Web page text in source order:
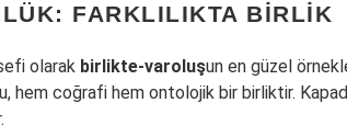
FARKLILIKTA BIRLIK
olarak birlikte-varoluşun en güzel
hem coğrafi hem ontolojik bir birliktir.